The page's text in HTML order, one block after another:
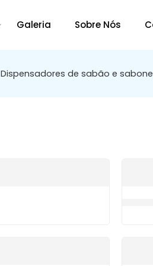
Galeria Sobre Nós
Dispensadores de sabão e